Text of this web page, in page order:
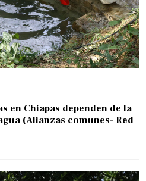
en Chiapas dependen de la
(Alianzas comunes- Red